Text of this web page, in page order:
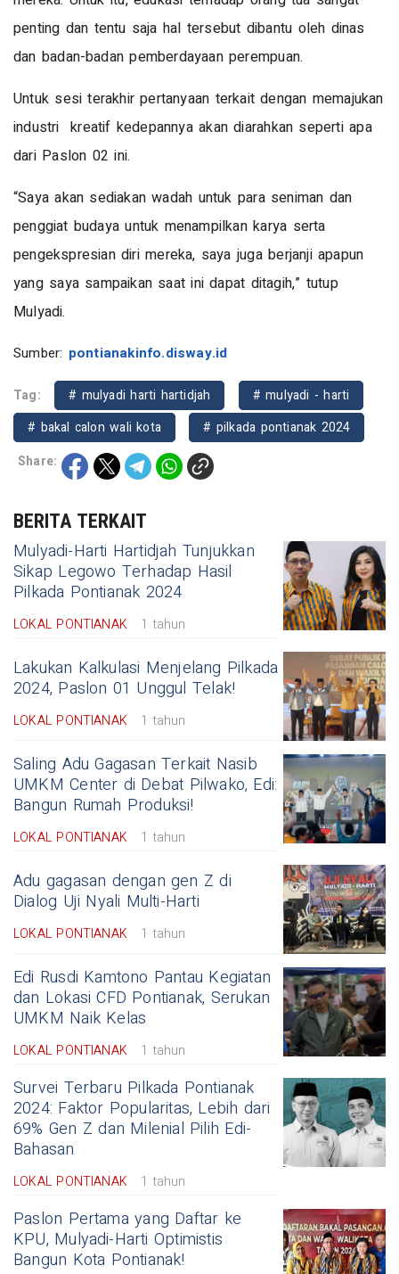
penting dan tentu saja hal tersebut dibantu oleh dinas
dan badan-badan pemberdayaan perempuan.
Untuk sesi terakhir pertanyaan terkait dengan memajukan
industri kreatif kedepannya akan diarahkan seperti apa
dari Paslon 02 ini.
“Saya akan sediakan wadah untuk para seniman dan
penggiat budaya untuk menampilkan karya serta
pengekspresian diri mereka, saya juga berjanji apapun
yang saya sampaikan saat ini dapat ditagih,” tutup
Mulyadi.
Sumber: pontianakinfo.disway.id
Tag: # mulyadi harti hartidjah
# mulyadi - harti
# bakal calon wali kota
# pilkada pontianak 2024
Share:
BERITA TERKAIT
Mulyadi-Harti Hartidjah Tunjukkan
Sikap Legowo Terhadap Hasil
Pilkada Pontianak 2024
LOKAL PONTIANAK 1 tahun
Lakukan Kalkulasi Menjelang Pilkada
2024, Paslon 01 Unggul Telak!
LOKAL PONTIANAK 1 tahun
Saling Adu Gagasan Terkait Nasib
UMKM Center di Debat Pilwako, Edi:
Bangun Rumah Produksi!
LOKAL PONTIANAK 1 tahun
Adu gagasan dengan gen Z di
Dialog Uji Nyali Multi-Harti
LOKAL PONTIANAK 1 tahun
Edi Rusdi Kamtono Pantau Kegiatan
dan Lokasi CFD Pontianak, Serukan
UMKM Naik Kelas
LOKAL PONTIANAK 1 tahun
Survei Terbaru Pilkada Pontianak
2024: Faktor Popularitas, Lebih dari
69% Gen Z dan Milenial Pilih Edi-
Bahasan
LOKAL PONTIANAK 1 tahun
Paslon Pertama yang Daftar ke
KPU, Mulyadi-Harti Optimistis
Bangun Kota Pontianak!